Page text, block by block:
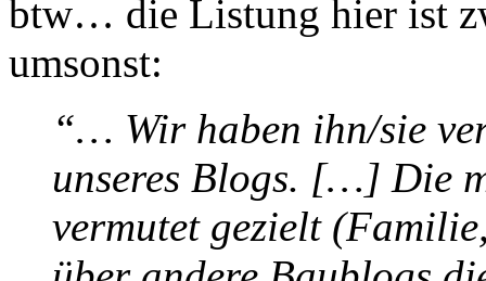
btw… die Listung hier ist
umsonst:
“… Wir haben ihn/sie
unseres Blogs. […] Die
vermutet gezielt